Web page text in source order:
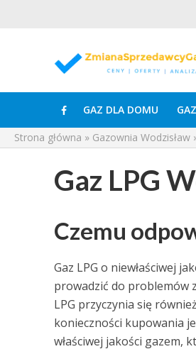
GAZ DLA DOMU
Strona główna » Gazownia Wodzisław
Gaz LPG
Czemu
Gaz LPG o niewłaściwej
prowadzić do problemów
LPG przyczynia się
konieczności kupowania
właściwej jakości gazem,